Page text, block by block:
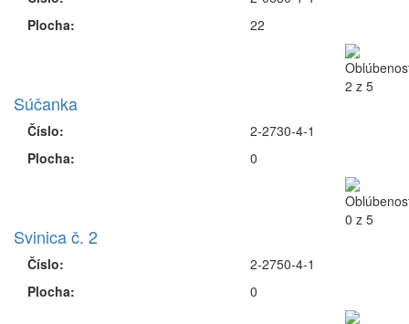
Plocha:
22
Súčanka
Číslo:
Plocha:
2-2730-4-1
0
Svinica č. 2
Číslo:
Plocha:
2-2750-4-1
0